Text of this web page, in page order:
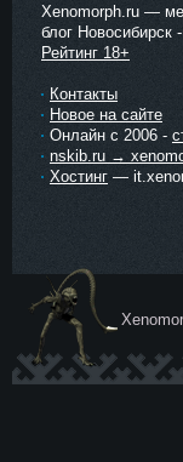
Xenomorph.ru —
блог Новосибирск -
Рейтинг 18+
Контакты
Новое на сайте
Онлайн с 2006 -
nskib.ru →
Хостинг —
Ксеномо